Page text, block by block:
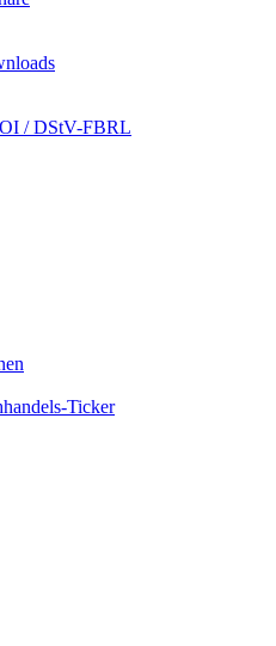
/ DStV-FBRL
Ticker